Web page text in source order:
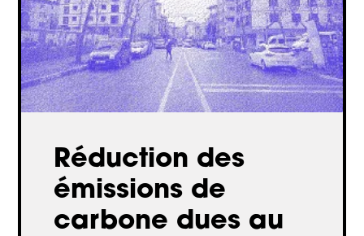
Réduction des
émissions de
carbone dues au